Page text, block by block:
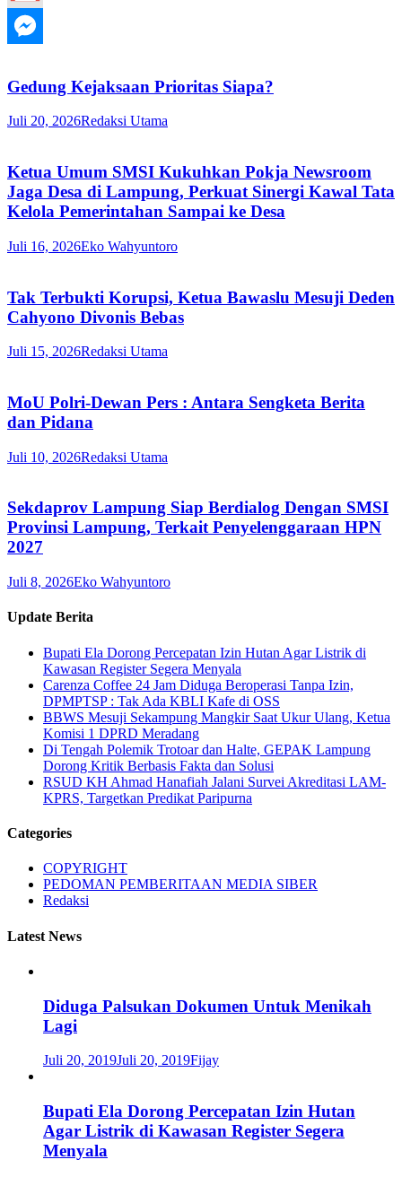
Gedung Kejaksaan Prioritas Siapa?
Juli 20, 2026Redaksi Utama
Ketua Umum SMSI Kukuhkan Pokja Newsroom
Jaga Desa di Lampung, Perkuat Sinergi Kawal Tata
Kelola Pemerintahan Sampai ke Desa
Juli 16, 2026Eko Wahyuntoro
Tak Terbukti Korupsi, Ketua Bawaslu Mesuji Deden
Cahyono Divonis Bebas
Juli 15, 2026Redaksi Utama
MoU Polri-Dewan Pers : Antara Sengketa Berita
dan Pidana
Juli 10, 2026Redaksi Utama
Sekdaprov Lampung Siap Berdialog Dengan SMSI
Provinsi Lampung, Terkait Penyelenggaraan HPN
2027
Juli 8, 2026Eko Wahyuntoro
Update Berita
Bupati Ela Dorong Percepatan Izin Hutan Agar Listrik di
Kawasan Register Segera Menyala
Carenza Coffee 24 Jam Diduga Beroperasi Tanpa Izin,
DPMPTSP : Tak Ada KBLI Kafe di OSS
BBWS Mesuji Sekampung Mangkir Saat Ukur Ulang, Ketua
Komisi 1 DPRD Meradang
Di Tengah Polemik Trotoar dan Halte, GEPAK Lampung
Dorong Kritik Berbasis Fakta dan Solusi
RSUD KH Ahmad Hanafiah Jalani Survei Akreditasi LAM-
KPRS, Targetkan Predikat Paripurna
Categories
COPYRIGHT
PEDOMAN PEMBERITAAN MEDIA SIBER
Redaksi
Latest News
Diduga Palsukan Dokumen Untuk Menikah
Lagi
Juli 20, 2019Juli 20, 2019Fijay
Bupati Ela Dorong Percepatan Izin Hutan
Agar Listrik di Kawasan Register Segera
Menyala